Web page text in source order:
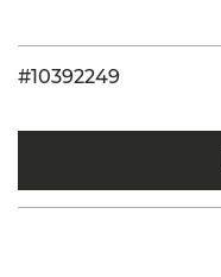
#10392249